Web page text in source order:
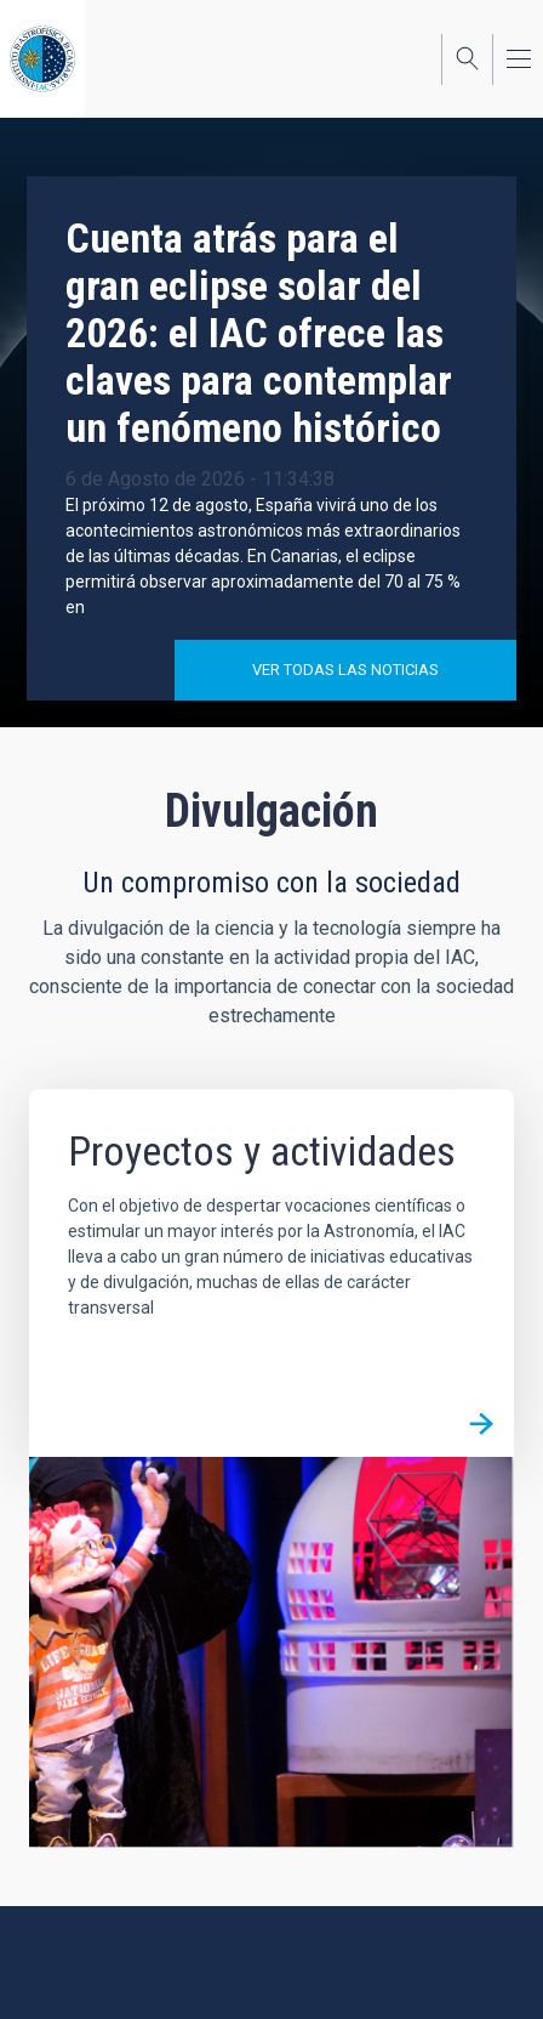
al
contenido
principal
Cuenta atrás para el
gran eclipse solar del
2026: el IAC ofrece las
claves para contemplar
un fenómeno histórico
6 de Agosto de 2026 - 11:34:38
El próximo 12 de agosto, España vivirá uno de los
acontecimientos astronómicos más extraordinarios
de las últimas décadas. En Canarias, el eclipse
permitirá observar aproximadamente del 70 al 75 %
en
VER TODAS LAS NOTICIAS
Divulgación
Un compromiso con la sociedad
La divulgación de la ciencia y la tecnología siempre ha
sido una constante en la actividad propia del IAC,
consciente de la importancia de conectar con la sociedad
estrechamente
Proyectos y actividades
Con el objetivo de despertar vocaciones científicas o
estimular un mayor interés por la Astronomía, el IAC
lleva a cabo un gran número de iniciativas educativas
y de divulgación, muchas de ellas de carácter
transversal